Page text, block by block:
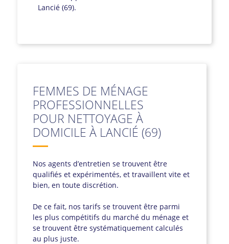
Lancié (69).
FEMMES DE MÉNAGE
PROFESSIONNELLES
POUR NETTOYAGE À
DOMICILE À LANCIÉ (69)
Nos agents d’entretien se trouvent être
qualifiés et expérimentés, et travaillent vite et
bien, en toute discrétion.
De ce fait, nos tarifs se trouvent être parmi
les plus compétitifs du marché du ménage et
se trouvent être systématiquement calculés
au plus juste.